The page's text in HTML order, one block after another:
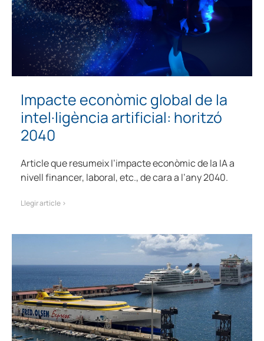
Impacte econòmic global de la
intel·ligència artificial: horitzó
2040
Article que resumeix l’impacte econòmic de la IA a
nivell financer, laboral, etc., de cara a l’any 2040.
Llegir article >